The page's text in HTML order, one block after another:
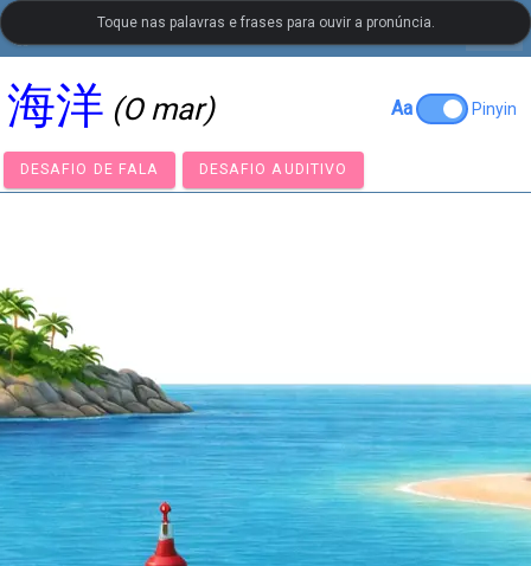
LanguageGuide.org•Vocabulário Visual de Chinês
海洋 (O mar) Aa Pinyin
DESAFIO DE FALA DESAFIO AUDITIVO
Toque nas palavras e frases para ouvir a pronúncia.